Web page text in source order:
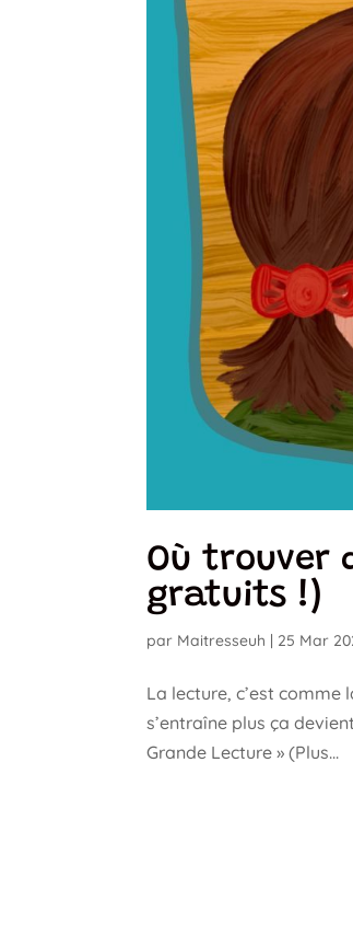
Où trouver
gratuits !)
par Maitresseuh | 25 Mar
La lecture, c’est comme
s’entraîne plus ça
Grande Lecture » (Plus...